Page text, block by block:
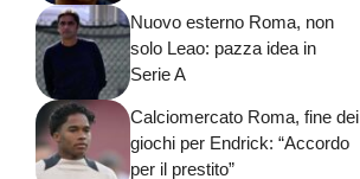
Nuovo esterno Roma, non
solo Leao: pazza idea in
Serie A
Calciomercato Roma, fine dei
giochi per Endrick: “Accordo
per il prestito”